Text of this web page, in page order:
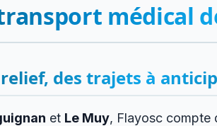
médical
des trajets à
et Le Muy, Flayosc compte